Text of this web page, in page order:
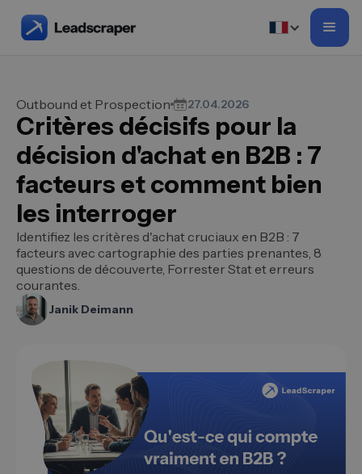
Outbound et Prospection 27.04.2026
Critères décisifs pour la
décision d'achat en B2B : 7
facteurs et comment bien
les interroger
Identifiez les critères d'achat cruciaux en B2B : 7
facteurs avec cartographie des parties prenantes, 8
questions de découverte, Forrester Stat et erreurs
courantes.
Janik Deimann